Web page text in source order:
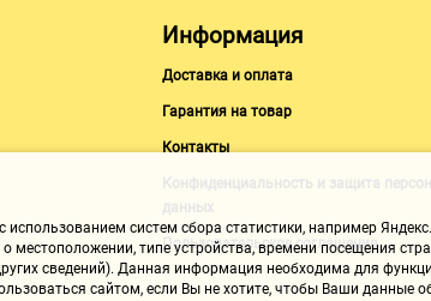
Информация
Доставка и оплата
Гарантия на товар
Контакты
Конфиденциальность и защита
данных
Пользовательское соглашение
систем сбора статистики, например
типе устройства, времени посещения
сведений). Данная информация необходима для
сайтом, если Вы не хотите, чтобы Ваши данные